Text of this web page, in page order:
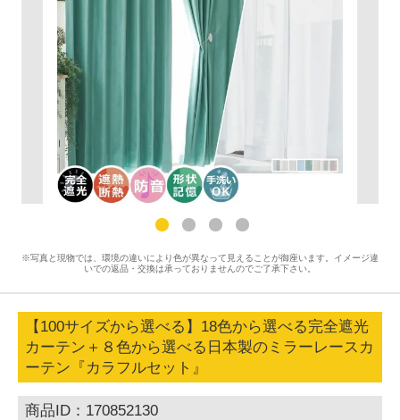
※写真と現物では、環境の違いにより色が異なって見えることが御座います。イメージ違
いでの返品・交換は承っておりませんのでご了承下さい。
【100サイズから選べる】18色から選べる完全遮光
カーテン＋８色から選べる日本製のミラーレースカ
ーテン『カラフルセット』
商品ID：170852130